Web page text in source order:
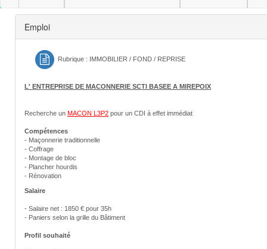
Emploi
Rubrique : IMMOBILIER / FOND / REPRISE
L' ENTREPRISE DE MACONNERIE SCTI BASEE A MIREPOIX
Recherche un MACON L3P2 pour un CDI à effet immédiat
Compétences
- Maçonnerie traditionnelle
- Coffrage
- Montage de bloc
- Plancher hourdis
- Rénovation
Salaire
- Salaire net : 1850 € pour 35h
- Paniers selon la grille du Bâtiment
Profil souhaité